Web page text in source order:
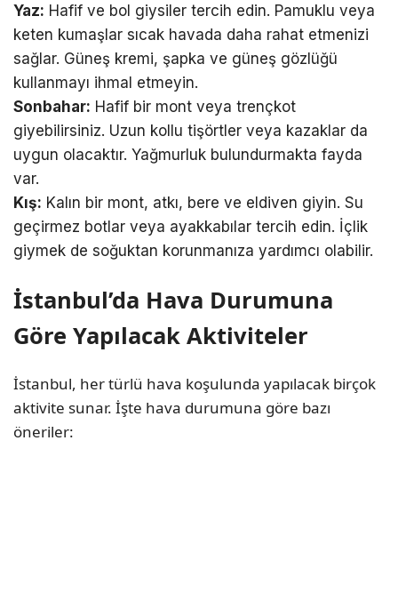
Yaz: Hafif ve bol giysiler tercih edin. Pamuklu veya
keten kumaşlar sıcak havada daha rahat etmenizi
sağlar. Güneş kremi, şapka ve güneş gözlüğü
kullanmayı ihmal etmeyin.
Sonbahar: Hafif bir mont veya trençkot
giyebilirsiniz. Uzun kollu tişörtler veya kazaklar da
uygun olacaktır. Yağmurluk bulundurmakta fayda
var.
Kış: Kalın bir mont, atkı, bere ve eldiven giyin. Su
geçirmez botlar veya ayakkabılar tercih edin. İçlik
giymek de soğuktan korunmanıza yardımcı olabilir.
İstanbul’da Hava Durumuna
Göre Yapılacak Aktiviteler
İstanbul, her türlü hava koşulunda yapılacak birçok
aktivite sunar. İşte hava durumuna göre bazı
öneriler: